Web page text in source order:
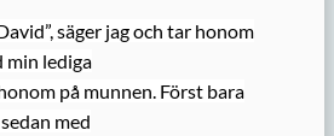
säger jag och tar honom
min lediga
på munnen. Först bara
med